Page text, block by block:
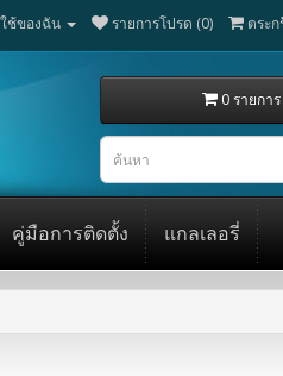
ช้ของฉัน รายการโปรด (0) ตระ
0 รายกา
คู่มือการติดตั้ง แกลเลอรี่